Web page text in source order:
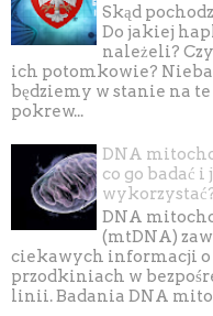
Skąd
Do jakiej
należeli?
ich potomkowie?
będziemy w stanie na
pokrew...
DNA
co go badać i
DNA
(mtDNA)
ciekawych informacji o
przodkiniach w
linii. Badania DNA